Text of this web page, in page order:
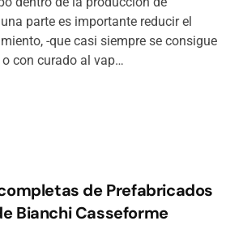
parte es importante reducir el
-que casi siempre se consigue
con curado al vap…
de Prefabricados
Bianchi Casseforme